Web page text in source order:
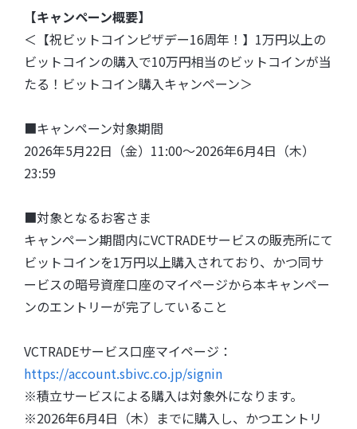
【キャンペーン概要】
＜【祝ビットコインピザデー16周年！】1万円以上の
ビットコインの購入で10万円相当のビットコインが当
たる！ビットコイン購入キャンペーン＞
■キャンペーン対象期間
2026年5月22日（金）11:00～2026年6月4日（木）
23:59
■対象となるお客さま
キャンペーン期間内にVCTRADEサービスの販売所にて
ビットコインを1万円以上購入されており、かつ同サ
ービスの暗号資産口座のマイページから本キャンペー
ンのエントリーが完了していること
VCTRADEサービス口座マイページ：
https://account.sbivc.co.jp/signin
※積立サービスによる購入は対象外になります。
※2026年6月4日（木）までに購入し、かつエントリ